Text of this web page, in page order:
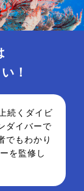
！
続くダイビ
ダイバーで
でもわかり
を監修し